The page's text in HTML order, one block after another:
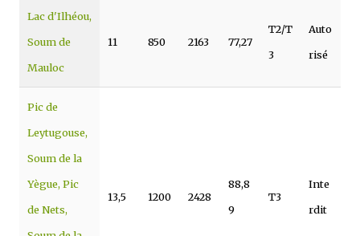
Lac d'Ilhéou,
Soum de
Mauloc
11 850 2163 77,27
T2/T
3
Auto
risé
Pic de
Leytugouse,
Soum de la
Yègue, Pic
de Nets,
13,5 1200 2428
88,8
9
T3
Inte
rdit